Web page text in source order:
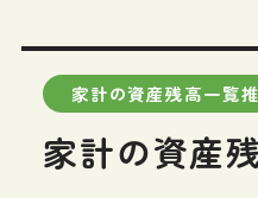
家計の資産残高一覧
家計の資産